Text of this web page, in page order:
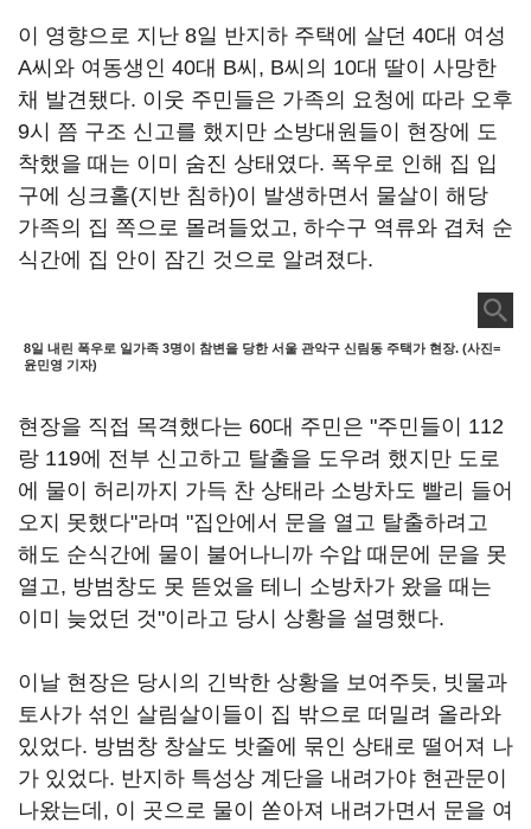
이 영향으로 지난 8일 반지하 주택에 살던 40대 여성
A씨와 여동생인 40대 B씨, B씨의 10대 딸이 사망한
채 발견됐다. 이웃 주민들은 가족의 요청에 따라 오후
9시 쯤 구조 신고를 했지만 소방대원들이 현장에 도
착했을 때는 이미 숨진 상태였다. 폭우로 인해 집 입
구에 싱크홀(지반 침하)이 발생하면서 물살이 해당
가족의 집 쪽으로 몰려들었고, 하수구 역류와 겹쳐 순
식간에 집 안이 잠긴 것으로 알려졌다.
8일 내린 폭우로 일가족 3명이 참변을 당한 서울 관악구 신림동 주택가 현장. (사진=
윤민영 기자)
현장을 직접 목격했다는 60대 주민은 "주민들이 112
랑 119에 전부 신고하고 탈출을 도우려 했지만 도로
에 물이 허리까지 가득 찬 상태라 소방차도 빨리 들어
오지 못했다"라며 "집안에서 문을 열고 탈출하려고
해도 순식간에 물이 불어나니까 수압 때문에 문을 못
열고, 방범창도 못 뜯었을 테니 소방차가 왔을 때는
이미 늦었던 것"이라고 당시 상황을 설명했다.
이날 현장은 당시의 긴박한 상황을 보여주듯, 빗물과
토사가 섞인 살림살이들이 집 밖으로 떠밀려 올라와
있었다. 방범창 창살도 밧줄에 묶인 상태로 떨어져 나
가 있었다. 반지하 특성상 계단을 내려가야 현관문이
나왔는데, 이 곳으로 물이 쏟아져 내려가면서 문을 여